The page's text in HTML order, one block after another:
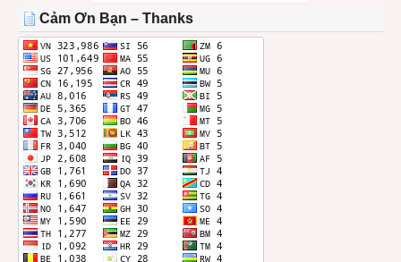
THÁNG
Cảm Ơn Bạn – Thanks